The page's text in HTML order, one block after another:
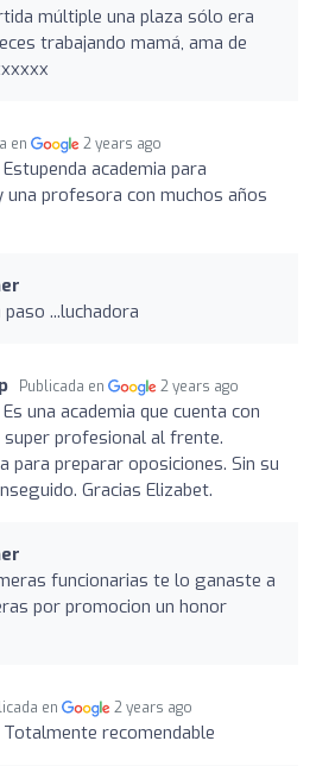
múltiple una plaza sólo era
trabajando mamá, ama de
en 2 years ago
Estupenda academia para
profesora con muchos años
...luchadora
Publicada en 2 years ago
Es una academia que cuenta con
super profesional al frente.
para preparar oposiciones. Sin su
Gracias Elizabet.
funcionarias te lo ganaste a
por promocion un honor
en 2 years ago
Totalmente recomendable